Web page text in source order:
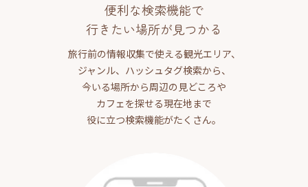
便利な検索機能で
行きたい場所が見つかる
旅行前の情報収集で使える観光エリア、
ジャンル、ハッシュタグ検索から、
今いる場所から周辺の見どころや
カフェを探せる現在地まで
役に立つ検索機能がたくさん。